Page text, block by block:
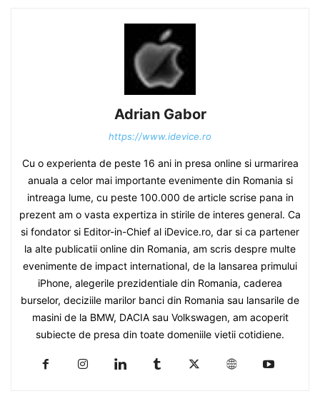
Adrian Gabor
https://www.idevice.ro
Cu o experienta de peste 16 ani in presa online si urmarirea
anuala a celor mai importante evenimente din Romania si
intreaga lume, cu peste 100.000 de article scrise pana in
prezent am o vasta expertiza in stirile de interes general. Ca
si fondator si Editor-in-Chief al iDevice.ro, dar si ca partener
la alte publicatii online din Romania, am scris despre multe
evenimente de impact international, de la lansarea primului
iPhone, alegerile prezidentiale din Romania, caderea
burselor, deciziile marilor banci din Romania sau lansarile de
masini de la BMW, DACIA sau Volkswagen, am acoperit
subiecte de presa din toate domeniile vietii cotidiene.